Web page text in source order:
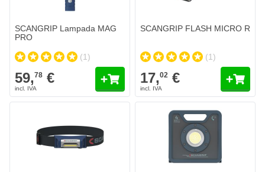
SCANGRIP Lampada MAG
PRO
(1)
59,78 €
SCANGRIP FLASH MICRO R
(1)
17,02 €